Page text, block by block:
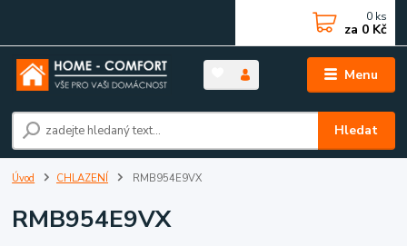
Menu
Hledat
0 ks
za 0 Kč
Úvod CHLAZENÍ RMB954E9VX
RMB954E9VX